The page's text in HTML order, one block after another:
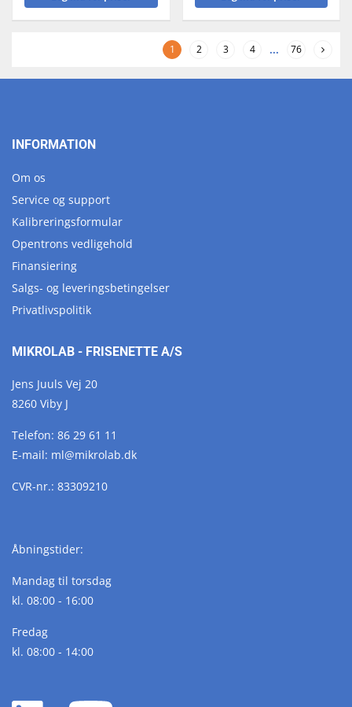
1 2 3 4 ... 76
INFORMATION
Om os
Service og support
Kalibreringsformular
Opentrons vedligehold
Finansiering
Salgs- og leveringsbetingelser
Privatlivspolitik
MIKROLAB - FRISENETTE A/S
Jens Juuls Vej 20
8260 Viby J
Telefon: 86 29 61 11
E-mail: ml@mikrolab.dk
CVR-nr.: 83309210
Åbningstider:
Mandag til torsdag
kl. 08:00 - 16:00
Fredag
kl. 08:00 - 14:00